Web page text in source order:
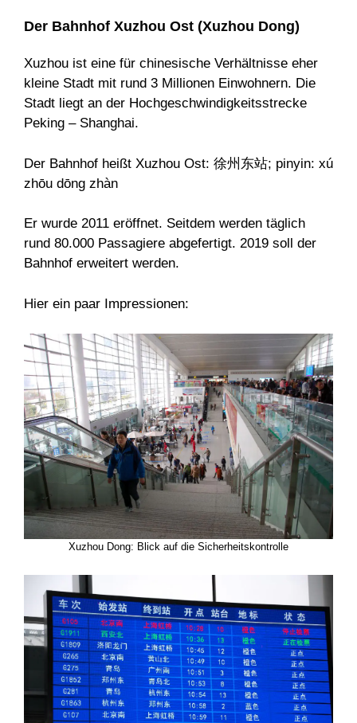
Der Bahnhof Xuzhou Ost (Xuzhou Dong)
Xuzhou ist eine für chinesische Verhältnisse eher
kleine Stadt mit rund 3 Millionen Einwohnern. Die
Stadt liegt an der Hochgeschwindigkeitsstrecke
Peking – Shanghai.
Der Bahnhof heißt Xuzhou Ost: 徐州东站; pinyin: xú
zhōu dōng zhàn
Er wurde 2011 eröffnet. Seitdem werden täglich
rund 80.000 Passagiere abgefertigt. 2019 soll der
Bahnhof erweitert werden.
Hier ein paar Impressionen:
Xuzhou Dong: Blick auf die Sicherheitskontrolle